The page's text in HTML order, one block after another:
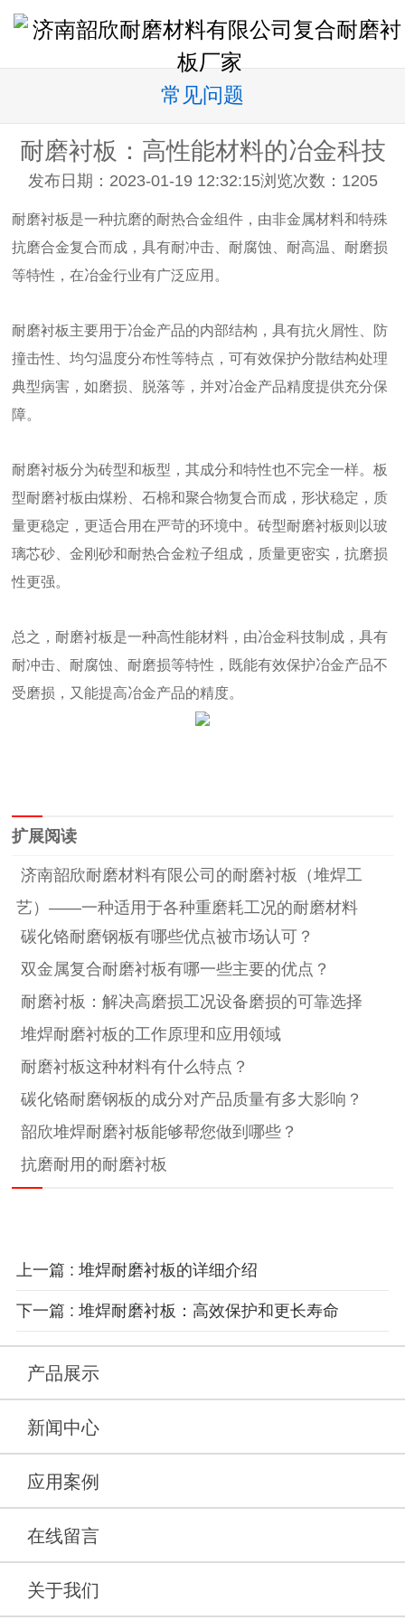
常见问题
耐磨衬板：高性能材料的冶金科技
发布日期：2023-01-19 12:32:15浏览次数： 1205
耐磨衬板是一种抗磨的耐热合金组件，由非金属材料和特殊
抗磨合金复合而成，具有耐冲击、耐腐蚀、耐高温、耐磨损
等特性，在冶金行业有广泛应用。
耐磨衬板主要用于冶金产品的内部结构，具有抗火屑性、防
撞击性、均匀温度分布性等特点，可有效保护分散结构处理
典型病害，如磨损、脱落等，并对冶金产品精度提供充分保
障。
耐磨衬板分为砖型和板型，其成分和特性也不完全一样。板
型耐磨衬板由煤粉、石棉和聚合物复合而成，形状稳定，质
量更稳定，更适合用在严苛的环境中。砖型耐磨衬板则以玻
璃芯砂、金刚砂和耐热合金粒子组成，质量更密实，抗磨损
性更强。
总之，耐磨衬板是一种高性能材料，由冶金科技制成，具有
耐冲击、耐腐蚀、耐磨损等特性，既能有效保护冶金产品不
受磨损，又能提高冶金产品的精度。
扩展阅读
济南韶欣耐磨材料有限公司的耐磨衬板（堆焊工
艺）——一种适用于各种重磨耗工况的耐磨材料
碳化铬耐磨钢板有哪些优点被市场认可？
双金属复合耐磨衬板有哪一些主要的优点？
耐磨衬板：解决高磨损工况设备磨损的可靠选择
堆焊耐磨衬板的工作原理和应用领域
耐磨衬板这种材料有什么特点？
碳化铬耐磨钢板的成分对产品质量有多大影响？
韶欣堆焊耐磨衬板能够帮您做到哪些？
抗磨耐用的耐磨衬板
上一篇 : 堆焊耐磨衬板的详细介绍
下一篇 : 堆焊耐磨衬板：高效保护和更长寿命
产品展示
新闻中心
应用案例
在线留言
关于我们